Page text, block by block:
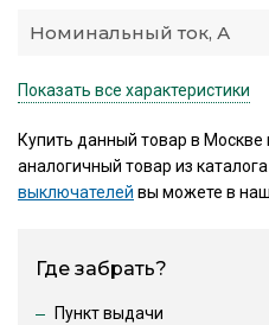
Номинальный ток, А
Показать все характеристики
Купить данный товар в Москве
аналогичный товар из каталога
выключателей вы можете в
Где забрать?
Пункт выдачи